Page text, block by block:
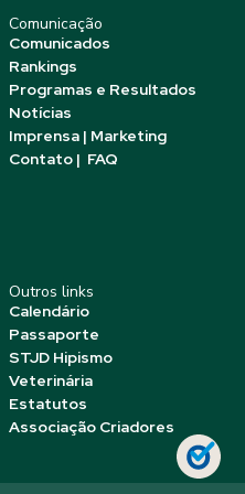
Comunicação
Comunicados
Rankings
Programas e Resultados
Notícias
Imprensa | Marketing
Contato | FAQ
Outros links
Calendário
Passaporte
STJD Hipismo
Veterinária
Estatutos
Associação Criadores